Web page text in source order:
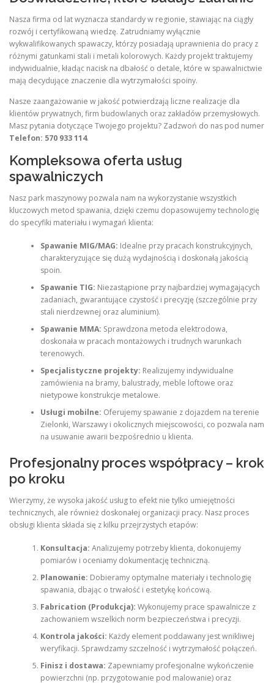
Nasza firma od lat wyznacza standardy w regionie, stawiając na ciągły
rozwój i certyfikowaną wiedzę. Zatrudniamy wyłącznie
wykwalifikowanych spawaczy, którzy posiadają uprawnienia do pracy z
różnymi gatunkami stali i metali kolorowych. Każdy projekt traktujemy
indywidualnie, kładąc nacisk na dbałość o detale, które w spawalnictwie
mają decydujące znaczenie dla wytrzymałości spoiny.
Nasze zaangażowanie w jakość potwierdzają liczne realizacje dla
klientów prywatnych, firm budowlanych oraz zakładów przemysłowych.
Masz pytania dotyczące Twojego projektu? Zadzwoń do nas pod numer
Telefon: 570 933 114.
Kompleksowa oferta usług
spawalniczych
Nasz park maszynowy pozwala nam na wykorzystanie wszystkich
kluczowych metod spawania, dzięki czemu dopasowujemy technologię
do specyfiki materiału i wymagań klienta:
Spawanie MIG/MAG: Idealne przy pracach konstrukcyjnych,
charakteryzujące się dużą wydajnością i doskonałą jakością
spoin.
Spawanie TIG: Niezastąpione przy najbardziej wymagających
zadaniach, gwarantujące czystość i precyzję (szczególnie przy
stali nierdzewnej oraz aluminium).
Spawanie MMA: Sprawdzona metoda elektrodowa,
doskonała w pracach montażowych i trudnych warunkach
terenowych.
Specjalistyczne projekty: Realizujemy indywidualne
zamówienia na bramy, balustrady, meble loftowe oraz
nietypowe konstrukcje metalowe.
Usługi mobilne: Oferujemy spawanie z dojazdem na terenie
Zielonki, Warszawy i okolicznych miejscowości, co pozwala nam
na usuwanie awarii bezpośrednio u klienta.
Profesjonalny proces współpracy – krok
po kroku
Wierzymy, że wysoka jakość usług to efekt nie tylko umiejętności
technicznych, ale również doskonałej organizacji pracy. Nasz proces
obsługi klienta składa się z kilku przejrzystych etapów:
Konsultacja: Analizujemy potrzeby klienta, dokonujemy
pomiarów i oceniamy dokumentację techniczną.
Planowanie: Dobieramy optymalne materiały i technologię
spawania, dbając o trwałość i estetykę końcową.
Fabrication (Produkcja): Wykonujemy prace spawalnicze z
zachowaniem wszelkich norm bezpieczeństwa i precyzji.
Kontrola jakości: Każdy element poddawany jest wnikliwej
weryfikacji. Sprawdzamy szczelność i wytrzymałość połączeń.
Finisz i dostawa: Zapewniamy profesjonalne wykończenie
powierzchni (np. przygotowanie pod malowanie) oraz